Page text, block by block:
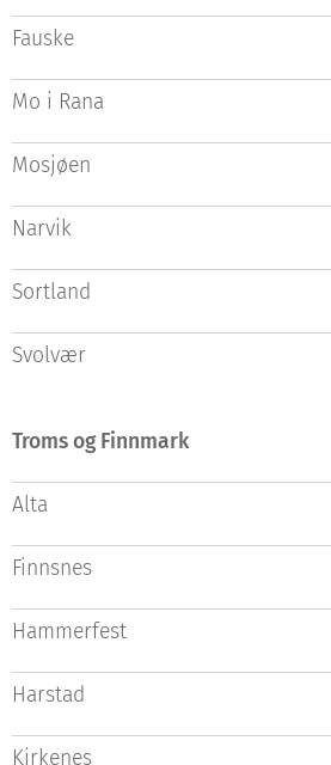
Fauske
Mo i Rana
Mosjøen
Narvik
Sortland
Svolvær
Troms og Finnmark
Alta
Finnsnes
Hammerfest
Harstad
Kirkenes